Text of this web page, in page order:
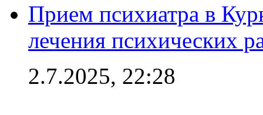
Прием психиатра в
лечения психических
2.7.2025, 22:28